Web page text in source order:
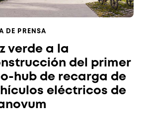
DE PRENSA
verde a la
del primer
hub de recarga de
eléctricos de